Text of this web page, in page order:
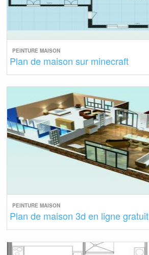
PEINTURE MAISON
Plan de maison sur minecraft
PEINTURE MAISON
Plan de maison 3d en ligne gratuit